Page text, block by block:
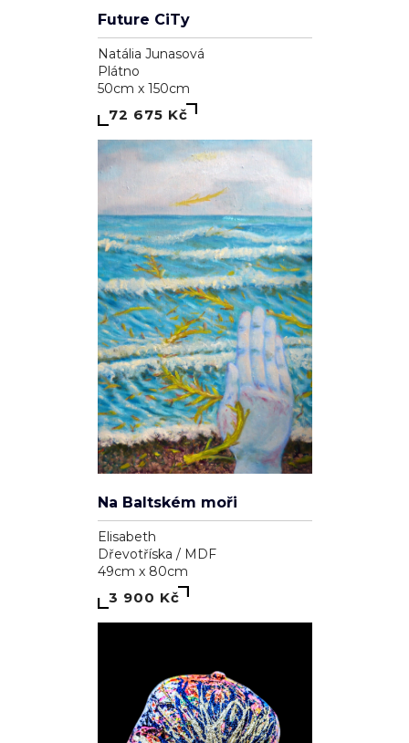
Future CiTy
Natália Junasová
Plátno
50cm x 150cm
72 675 Kč
Na Baltském moři
Elisabeth
Dřevotříska / MDF
49cm x 80cm
3 900 Kč